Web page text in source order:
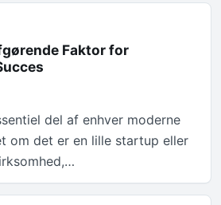
Faktor for
del af enhver moderne
om det er en lille startup eller